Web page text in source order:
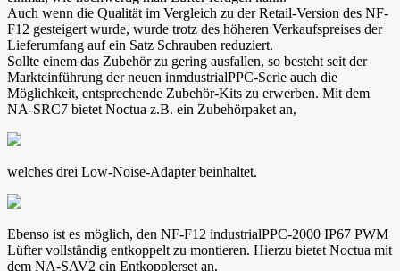
Auch wenn die Qualität im Vergleich zu der Retail-Version des NF-
F12 gesteigert wurde, wurde trotz des höheren Verkaufspreises der
Lieferumfang auf ein Satz Schrauben reduziert.
Sollte einem das Zubehör zu gering ausfallen, so besteht seit der
Markteinführung der neuen inmdustrialPPC-Serie auch die
Möglichkeit, entsprechende Zubehör-Kits zu erwerben. Mit dem
NA-SRC7 bietet Noctua z.B. ein Zubehörpaket an,
welches drei Low-Noise-Adapter beinhaltet.
Ebenso ist es möglich, den NF-F12 industrialPPC-2000 IP67 PWM
Lüfter vollständig entkoppelt zu montieren. Hierzu bietet Noctua mit
dem NA-SAV2 ein Entkopplerset an,